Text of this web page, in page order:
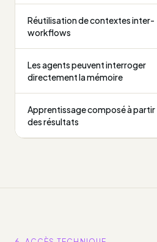
Réutilisation de contextes inter-
workflows
Les agents peuvent interroger
directement la mémoire
Apprentissage composé à partir
des résultats